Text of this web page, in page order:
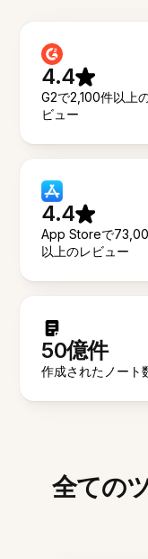
4.4
G2で2,100件以上
ビュー
4.4
App Storeで
以上のレビュー
50億件
作成されたノート
全ての